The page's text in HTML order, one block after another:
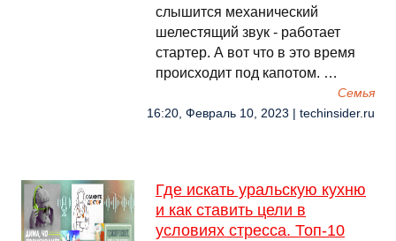
слышится механический
шелестящий звук - работает
стартер. А вот что в это время
происходит под капотом. …
Семья
16:20, Февраль 10, 2023 | techinsider.ru
Где искать уральскую кухню
и как ставить цели в
условиях стресса. Топ-10